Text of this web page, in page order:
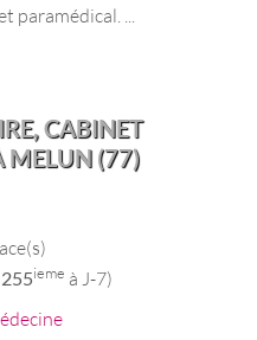
...
CABINET
MELUN (77)
255ieme à J-7)